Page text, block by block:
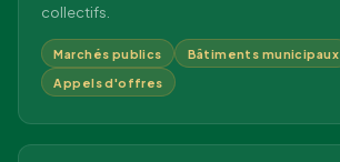
collectifs.
Marchés publics Bâtiments municipaux
Appels d'offres